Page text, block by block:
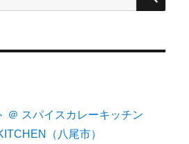
＠ スパイスカレーキッチン
（八尾市）